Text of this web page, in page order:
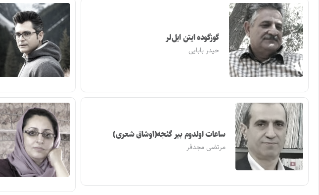
گوزگوده ایتن ایل‌لر
حیدر بابایی
ساعات اولدوم بیر گئجه(اوشاق شعری)
مرتضی مجدفر